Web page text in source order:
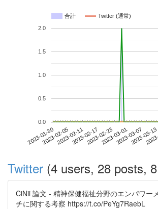
合計 Twitter (通常)
2023-01-302023-02-052023-02-112023-02-172023-02-232023-03-012023-03-072023-03-13
0.0
0.5
1.0
1.5
2.0
Twitter (4 users, 28 posts,
CiNii 論文 - 精神保健福祉分野のエンパワー
チに関する考察 https://t.co/PeYg7RaebL